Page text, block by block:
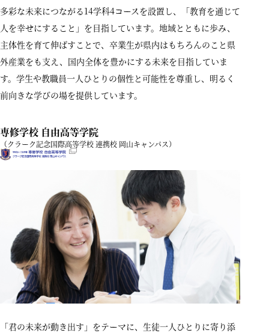
多彩な未来につながる14学科4コースを設置し、「教育を通じて
人を幸せにすること」を目指しています。地域とともに歩み、
主体性を育て伸ばすことで、卒業生が県内はもちろんのこと県
外産業をも支え、国内全体を豊かにする未来を目指していま
す。学生や教職員一人ひとりの個性と可能性を尊重し、明るく
前向きな学びの場を提供しています。
専修学校 自由高等学院
（クラーク記念国際高等学校 連携校 岡山キャンパス）
「君の未来が動き出す」をテーマに、生徒一人ひとりに寄り添